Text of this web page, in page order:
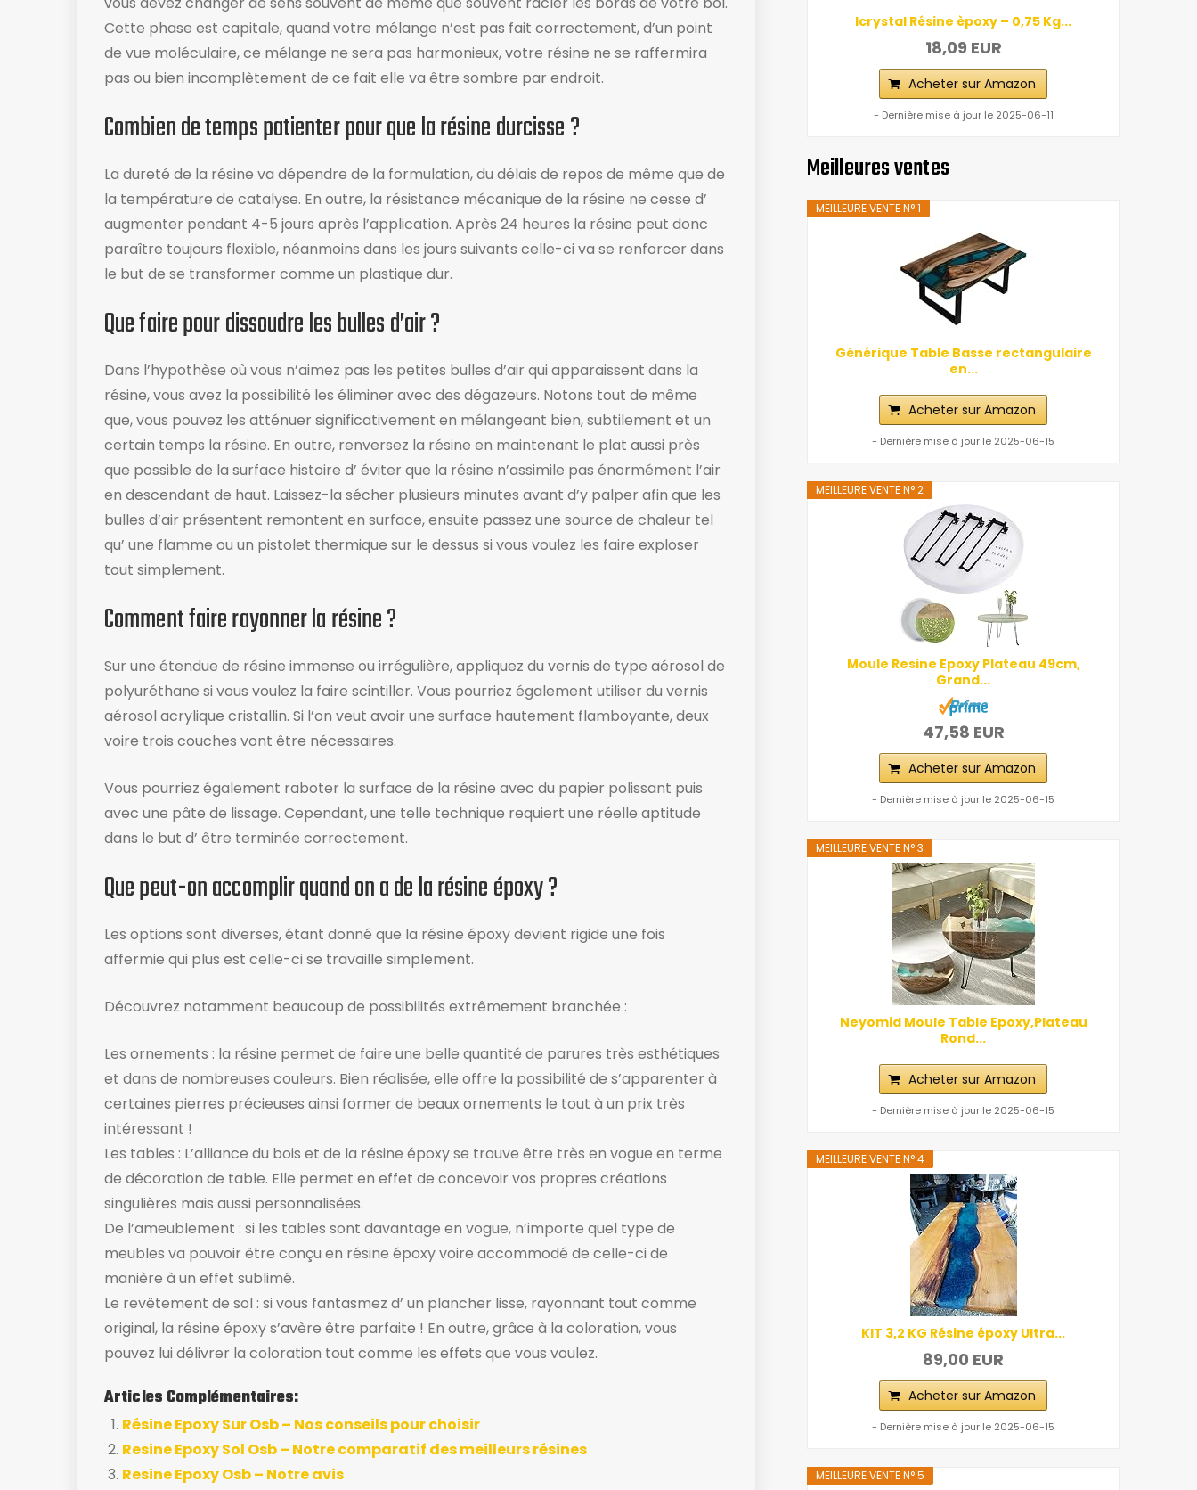
Cette phase est capitale, quand votre mélange n’est pas fait correctement, d’un point
de vue moléculaire, ce mélange ne sera pas harmonieux, votre résine ne se raffermira
pas ou bien incomplètement de ce fait elle va être sombre par endroit.
Combien de temps patienter pour que la résine durcisse ?
La dureté de la résine va dépendre de la formulation, du délais de repos de même que de
la température de catalyse. En outre, la résistance mécanique de la résine ne cesse d’
augmenter pendant 4-5 jours après l’application. Après 24 heures la résine peut donc
paraître toujours flexible, néanmoins dans les jours suivants celle-ci va se renforcer dans
le but de se transformer comme un plastique dur.
Que faire pour dissoudre les bulles d’air ?
Dans l’hypothèse où vous n’aimez pas les petites bulles d’air qui apparaissent dans la
résine, vous avez la possibilité les éliminer avec des dégazeurs. Notons tout de même
que, vous pouvez les atténuer significativement en mélangeant bien, subtilement et un
certain temps la résine. En outre, renversez la résine en maintenant le plat aussi près
que possible de la surface histoire d’ éviter que la résine n’assimile pas énormément l’air
en descendant de haut. Laissez-la sécher plusieurs minutes avant d’y palper afin que les
bulles d’air présentent remontent en surface, ensuite passez une source de chaleur tel
qu’ une flamme ou un pistolet thermique sur le dessus si vous voulez les faire exploser
tout simplement.
Comment faire rayonner la résine ?
Sur une étendue de résine immense ou irrégulière, appliquez du vernis de type aérosol de
polyuréthane si vous voulez la faire scintiller. Vous pourriez également utiliser du vernis
aérosol acrylique cristallin. Si l’on veut avoir une surface hautement flamboyante, deux
voire trois couches vont être nécessaires.
Vous pourriez également raboter la surface de la résine avec du papier polissant puis
avec une pâte de lissage. Cependant, une telle technique requiert une réelle aptitude
dans le but d’ être terminée correctement.
Que peut-on accomplir quand on a de la résine époxy ?
Les options sont diverses, étant donné que la résine époxy devient rigide une fois
affermie qui plus est celle-ci se travaille simplement.
Découvrez notamment beaucoup de possibilités extrêmement branchée :
Les ornements : la résine permet de faire une belle quantité de parures très esthétiques
et dans de nombreuses couleurs. Bien réalisée, elle offre la possibilité de s’apparenter à
certaines pierres précieuses ainsi former de beaux ornements le tout à un prix très
intéressant !
Les tables : L’alliance du bois et de la résine époxy se trouve être très en vogue en terme
de décoration de table. Elle permet en effet de concevoir vos propres créations
singulières mais aussi personnalisées.
De l’ameublement : si les tables sont davantage en vogue, n’importe quel type de
meubles va pouvoir être conçu en résine époxy voire accommodé de celle-ci de
manière à un effet sublimé.
Le revêtement de sol : si vous fantasmez d’ un plancher lisse, rayonnant tout comme
original, la résine époxy s’avère être parfaite ! En outre, grâce à la coloration, vous
pouvez lui délivrer la coloration tout comme les effets que vous voulez.
Articles Complémentaires:
Résine Epoxy Sur Osb – Nos conseils pour choisir
Resine Epoxy Sol Osb – Notre comparatif des meilleurs résines
Resine Epoxy Osb – Notre avis
Icrystal Résine èpoxy – 0,75 Kg...
18,09 EUR
Acheter sur Amazon
- Dernière mise à jour le 2025-06-11
Meilleures ventes
MEILLEURE VENTE N° 1
Générique Table Basse rectangulaire
en...
Acheter sur Amazon
- Dernière mise à jour le 2025-06-15
MEILLEURE VENTE N° 2
Moule Resine Epoxy Plateau 49cm,
Grand...
47,58 EUR
Acheter sur Amazon
- Dernière mise à jour le 2025-06-15
MEILLEURE VENTE N° 3
Neyomid Moule Table Epoxy,Plateau
Rond...
Acheter sur Amazon
- Dernière mise à jour le 2025-06-15
MEILLEURE VENTE N° 4
KIT 3,2 KG Résine époxy Ultra...
89,00 EUR
Acheter sur Amazon
- Dernière mise à jour le 2025-06-15
MEILLEURE VENTE N° 5